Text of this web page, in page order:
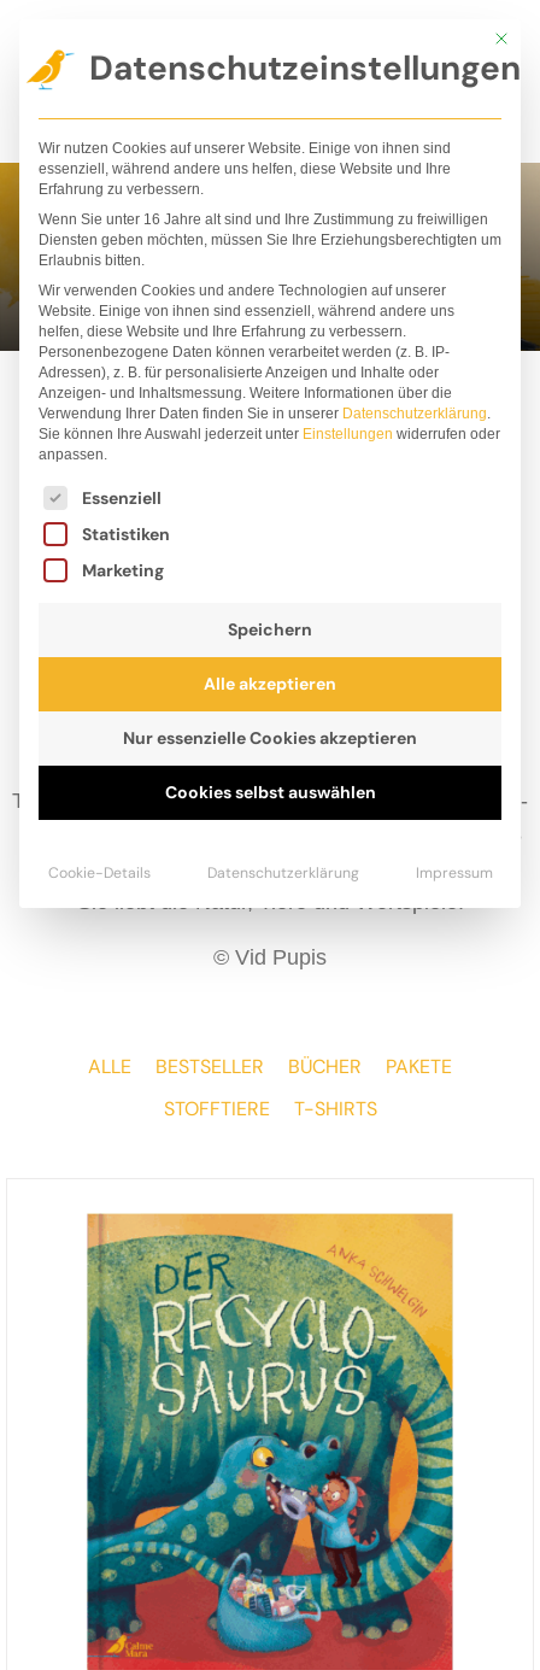
Inhalt
springen
Tina A. Pupis
Tina A. Pupis, 1982 in Slowenien geboren, ist Diplom-
Sozialpädagogin. Ihr literarisches Debüt wurde 2018
in die »White Ravens«-Datenbank aufgenommen.
Sie liebt die Natur, Tiere und Wortspiele.
© Vid Pupis
ALLE BESTSELLER BÜCHER
PAKETE
STOFFTIERE
T-SHIRTS
Mit
Datenschutzeinstellungen
Wir nutzen Cookies auf unserer Website. Einige von ihnen sind
essenziell, während andere uns helfen, diese Website und Ihre
Erfahrung zu verbessern.
Wenn Sie unter 16 Jahre alt sind und Ihre Zustimmung zu freiwilligen
Diensten geben möchten, müssen Sie Ihre Erziehungsberechtigten um
Erlaubnis bitten.
Wir verwenden Cookies und andere Technologien auf unserer
Website. Einige von ihnen sind essenziell, während andere uns
helfen, diese Website und Ihre Erfahrung zu verbessern.
Personenbezogene Daten können verarbeitet werden (z. B. IP-
Adressen), z. B. für personalisierte Anzeigen und Inhalte oder
Anzeigen- und Inhaltsmessung. Weitere Informationen über die
Verwendung Ihrer Daten finden Sie in unserer Datenschutzerklärung.
Sie können Ihre Auswahl jederzeit unter Einstellungen widerrufen oder
anpassen.
Es folgt eine Liste der Service-Gruppen, für die
Essenziell
Statistiken
Marketing
Speichern
Alle akzeptieren
Nur essenzielle Cookies akzeptieren
Cookies selbst auswählen
Cookie-Details Datenschutzerklärung Impressum